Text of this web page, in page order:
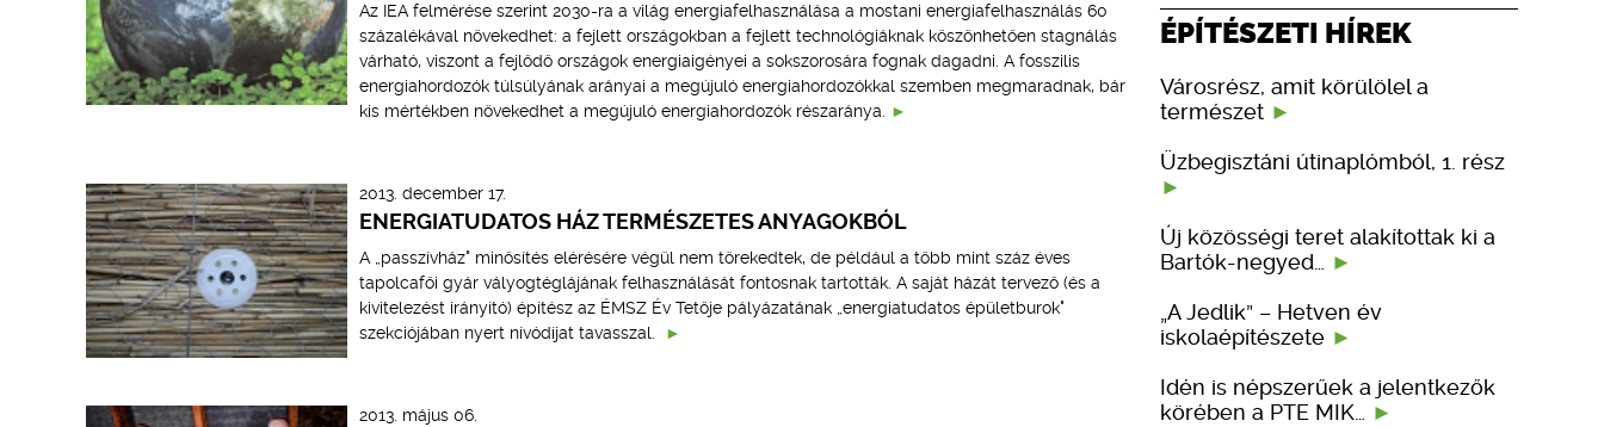
Az IEA felmérése szerint 2030-ra a világ energiafelhasználása a mostani energiafelhasználás 60
százalékával növekedhet: a fejlett országokban a fejlett technológiáknak köszönhetően stagnálás
várható, viszont a fejlődő országok energiaigényei a sokszorosára fognak dagadni. A fosszilis
energiahordozók túlsúlyának arányai a megújuló energiahordozókkal szemben megmaradnak, bár
kis mértékben növekedhet a megújuló energiahordozók részaránya.
2013. december 17.
ENERGIATUDATOS HÁZ TERMÉSZETES ANYAGOKBÓL
A „passzívház" minősítés elérésére végül nem törekedtek, de például a több mint száz éves
tapolcafői gyár vályogtéglájának felhasználását fontosnak tartották. A saját házát tervező (és a
kivitelezést irányító) építész az ÉMSZ Év Tetője pályázatának „energiatudatos épületburok"
szekciójában nyert nívódíjat tavasszal.
2013. május 06.
ÉPÍTÉSZETI HÍREK
Városrész, amit körülölel a
természet
Üzbegisztáni útinaplómból, 1. rész
Új közösségi teret alakítottak ki a
Bartók-negyed…
„A Jedlik” – Hetven év
iskolaépítészete
Idén is népszerűek a jelentkezők
körében a PTE MIK…